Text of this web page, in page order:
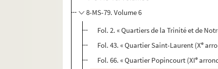
8-MS-79. Volume 6
Fol. 2. « Quartiers de la Trinité et de
Fol. 43. « Quartier Saint-Laurent (Xe
Fol. 66. « Quartier Popincourt (XIe